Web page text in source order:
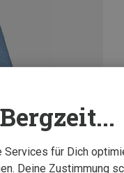
für Dich
Deine Zustimmung